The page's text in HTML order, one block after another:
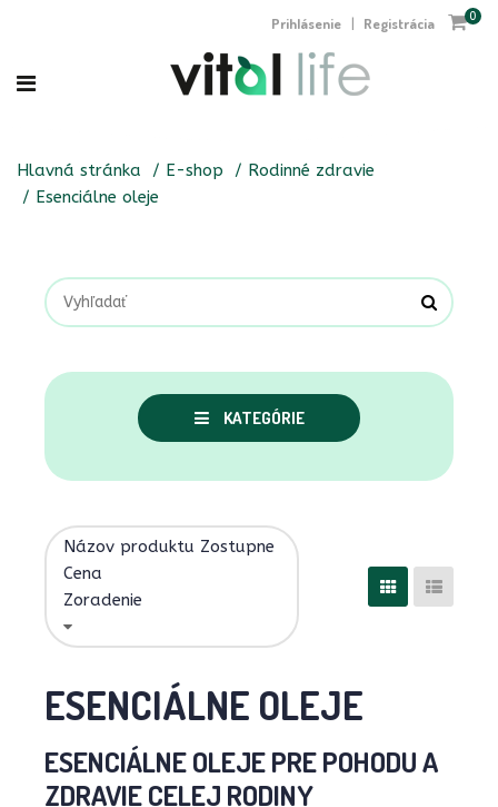
Prihlásenie | Registrácia 0
Hlavná stránka E-shop
Rodinné zdravie
Esenciálne oleje
KATEGÓRIE
Názov produktu Zostupne
Cena
Zoradenie
ESENCIÁLNE OLEJE
ESENCIÁLNE OLEJE PRE POHODU A
ZDRAVIE CELEJ RODINY